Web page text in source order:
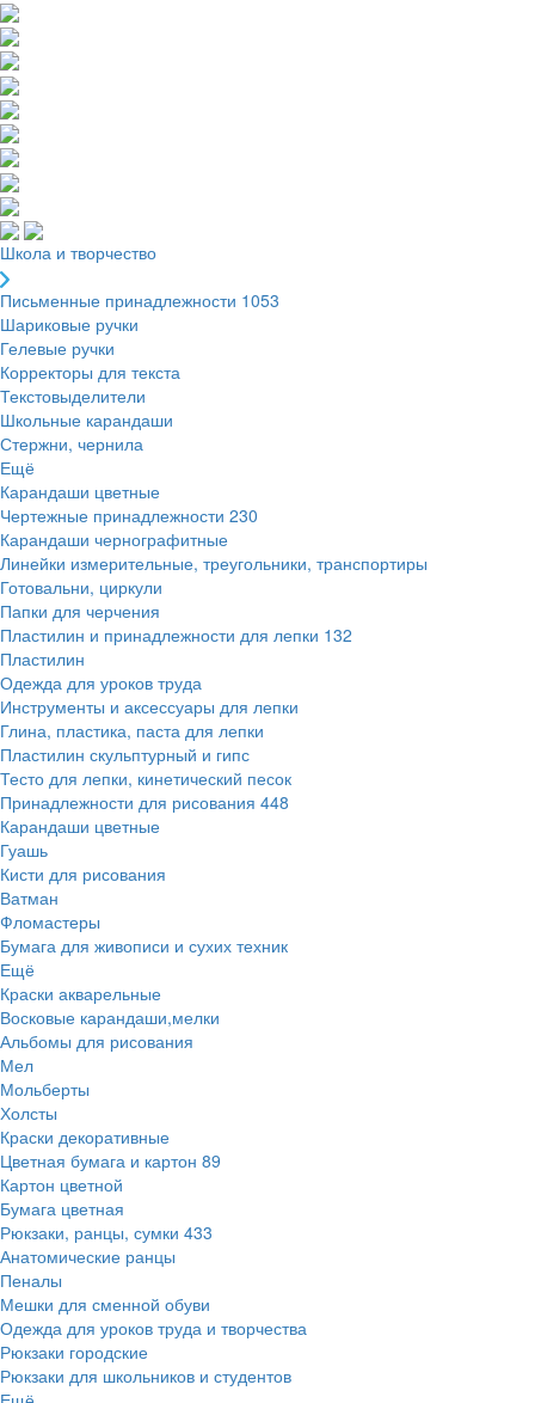
Школа и творчество
Письменные принадлежности 1053
Шариковые ручки
Гелевые ручки
Корректоры для текста
Текстовыделители
Школьные карандаши
Стержни, чернила
Ещё
Карандаши цветные
Чертежные принадлежности 230
Карандаши чернографитные
Линейки измерительные, треугольники, транспортиры
Готовальни, циркули
Папки для черчения
Пластилин и принадлежности для лепки 132
Пластилин
Одежда для уроков труда
Инструменты и аксессуары для лепки
Глина, пластика, паста для лепки
Пластилин скульптурный и гипс
Тесто для лепки, кинетический песок
Принадлежности для рисования 448
Карандаши цветные
Гуашь
Кисти для рисования
Ватман
Фломастеры
Бумага для живописи и сухих техник
Ещё
Краски акварельные
Восковые карандаши,мелки
Альбомы для рисования
Мел
Мольберты
Холсты
Краски декоративные
Цветная бумага и картон 89
Картон цветной
Бумага цветная
Рюкзаки, ранцы, сумки 433
Анатомические ранцы
Пеналы
Мешки для сменной обуви
Одежда для уроков труда и творчества
Рюкзаки городские
Рюкзаки для школьников и студентов